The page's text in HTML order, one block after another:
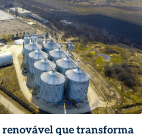
renovável que transforma